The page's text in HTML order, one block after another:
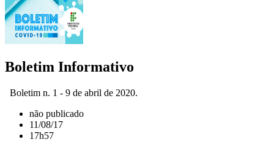
Boletim Informativo
Boletim n. 1 - 9 de abril de 2020.
não publicado
11/08/17
17h57